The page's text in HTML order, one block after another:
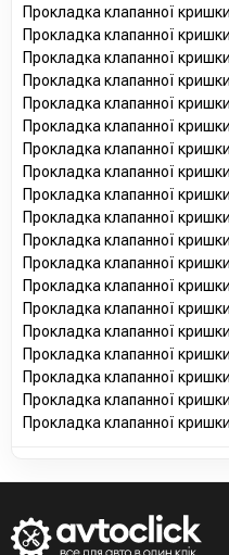
Прокладка клапанної кришки
Прокладка клапанної кришки
Прокладка клапанної
Прокладка клапанної
Прокладка клапанної
Прокладка клапанної
Прокладка клапанної кришки
Прокладка клапанної
Прокладка клапанної
Прокладка клапанної
Прокладка клапанної
Прокладка клапанної
Прокладка клапанної кришки
Прокладка клапанної кришки
Прокладка клапанної
Прокладка клапанної
Прокладка клапанної
Прокладка клапанної
Прокладка клапанної